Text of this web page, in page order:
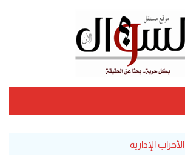
الأحزاب الإدارية